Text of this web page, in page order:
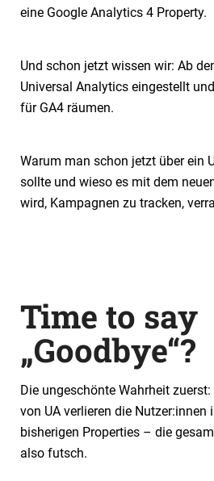
eine Google Analytics 4 Property.
Und schon jetzt wissen wir: Ab
Universal Analytics eingestellt
für GA4 räumen.
Warum man schon jetzt über ein
sollte und wieso es mit dem
wird, Kampagnen zu tracken,
Time to say
„Goodbye“?
Die ungeschönte Wahrheit
von UA verlieren die
bisherigen Properties – die
also futsch.